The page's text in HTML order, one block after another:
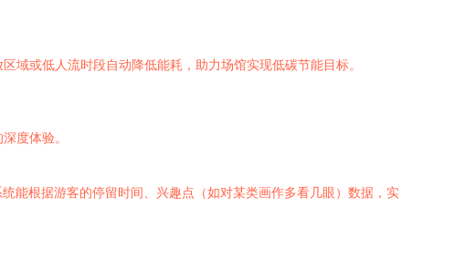
域或低人流时段自动降低能耗，助力场馆实现低碳节能目标。
度体验。
能根据游客的停留时间、兴趣点（如对某类画作多看几眼）数据，实